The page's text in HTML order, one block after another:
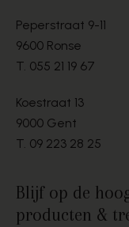
Peperstraat 9-11
9600 Ronse
T. 055 21 19 67
Koestraat 13
9000 Gent
T. 09 223 28 25
Blijf op de
producten &